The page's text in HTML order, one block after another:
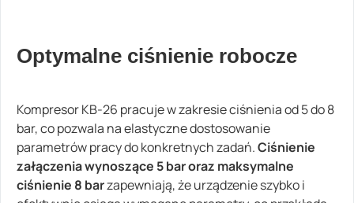
Optymalne ciśnienie robocze
Kompresor KB-26 pracuje w zakresie ciśnienia od 5 do 8
bar, co pozwala na elastyczne dostosowanie
parametrów pracy do konkretnych zadań.Ciśnienie
załączenia wynoszące 5 bar oraz maksymalne
ciśnienie 8 barzapewniają, że urządzenie szybko i